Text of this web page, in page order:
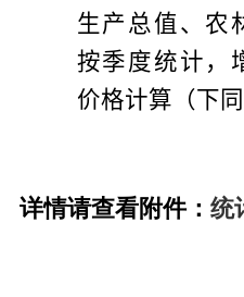
生产总值、农
按季度统计，
价格计算（下同
详情请查看附件： 统